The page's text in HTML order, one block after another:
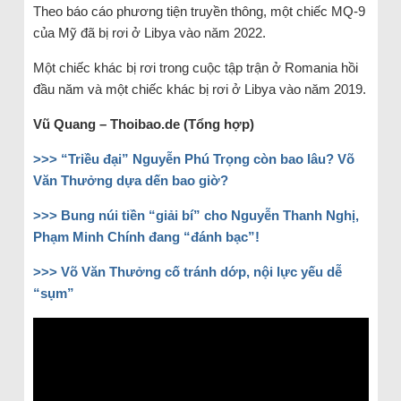
Theo báo cáo phương tiện truyền thông, một chiếc MQ-9
của Mỹ đã bị rơi ở Libya vào năm 2022.
Một chiếc khác bị rơi trong cuộc tập trận ở Romania hồi
đầu năm và một chiếc khác bị rơi ở Libya vào năm 2019.
Vũ Quang – Thoibao.de (Tổng hợp)
>>> “Triều đại” Nguyễn Phú Trọng còn bao lâu? Võ
Văn Thưởng dựa dến bao giờ?
>>> Bung núi tiền “giải bí” cho Nguyễn Thanh Nghị,
Phạm Minh Chính đang “đánh bạc”!
>>> Võ Văn Thưởng cố tránh dớp, nội lực yếu dễ
“sụm”